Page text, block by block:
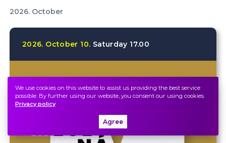
2026. October
2026. October 10. Saturday 17.00
We use cookies on this website to assist us providing the best service
possible. By further using our website, you consent our using cookies.
Privacy policy
Agree